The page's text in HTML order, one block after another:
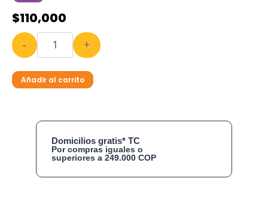
$110,000
- +
Añadir al carrito
Domicilios gratis* TC
Por compras iguales o
superiores a 249.000 COP